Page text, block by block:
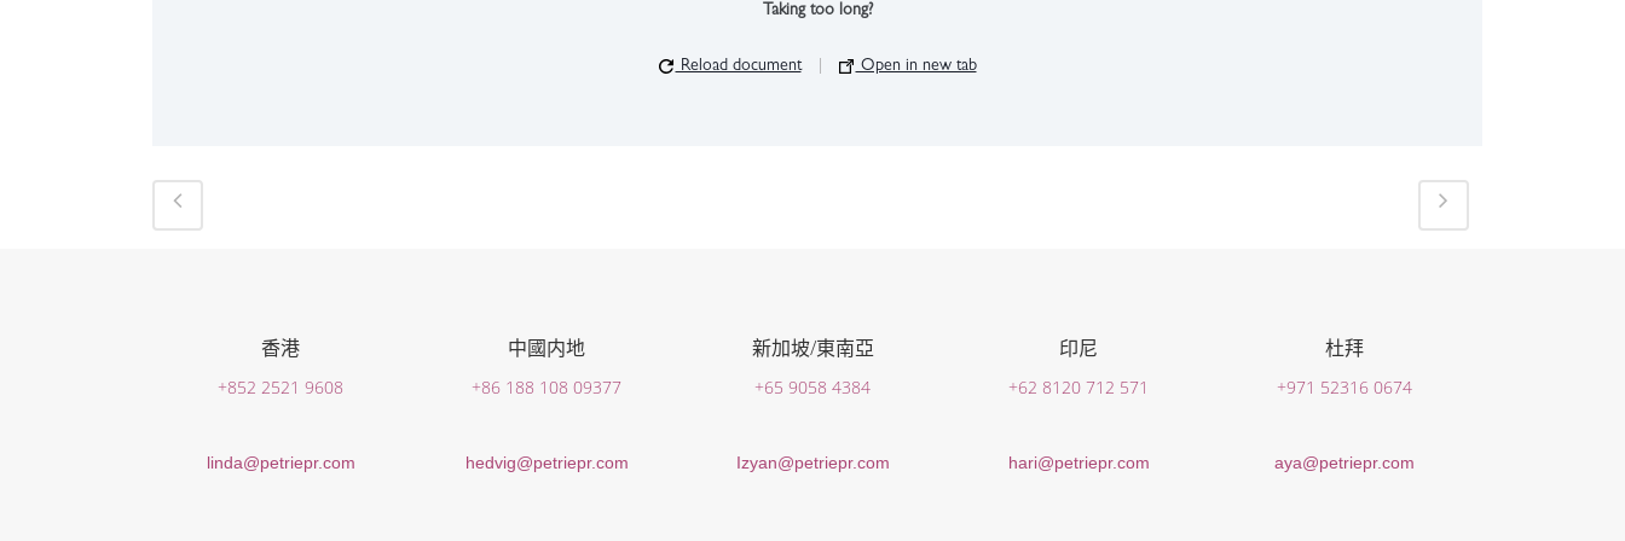
Taking too long?
Reload document Open in new tab
香港
+852 2521 9608
linda@petriepr.com
中國内地
+86 188 108 09377
hedvig@petriepr.com
新加坡/東南亞
+65 9058 4384
Izyan@petriepr.com
印尼
+62 8120 712 571
hari@petriepr.com
杜拜
+971 52316 0674
aya@petriepr.com